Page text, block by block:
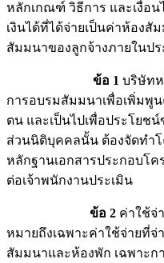
หลักเกณฑ์ วิธีการ และเงื่อน
เงินได้ที่ได้จ่ายเป็นค่าห้อง
สัมมนาของลูกจ้างภายในปร
ข้อ 1 บริษัท
การอบรมสัมมนาเพื่อเพิ่มพู
ตน และเป็นไปเพื่อประโยช
ส่วนนิติบุคคลนั้น ต้องจัดทำ
หลักฐานเอกสารประกอบโค
ต่อเจ้าพนักงานประเมิน
ข้อ 2 ค่าใช้จ่
หมายถึงเฉพาะค่าใช้จ่ายที่
สัมมนาและห้องพัก เฉพาะ